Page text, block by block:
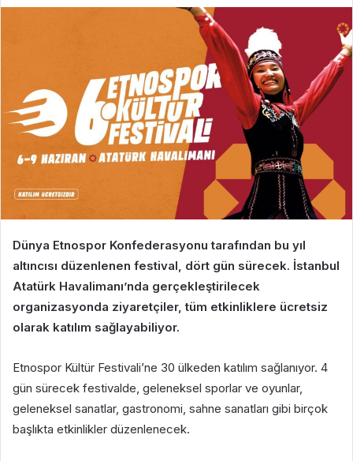
Dünya Etnospor Konfederasyonu tarafından bu yıl
altıncısı düzenlenen festival, dört gün sürecek. İstanbul
Atatürk Havalimanı’nda gerçekleştirilecek
organizasyonda ziyaretçiler, tüm etkinliklere ücretsiz
olarak katılım sağlayabiliyor.
Etnospor Kültür Festivali’ne 30 ülkeden katılım sağlanıyor. 4
gün sürecek festivalde, geleneksel sporlar ve oyunlar,
geleneksel sanatlar, gastronomi, sahne sanatları gibi birçok
başlıkta etkinlikler düzenlenecek.